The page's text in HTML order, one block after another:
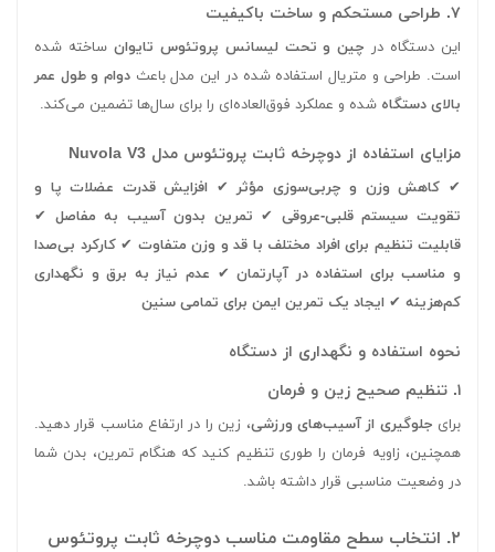
۷. طراحی مستحکم و ساخت باکیفیت
این دستگاه در چین و تحت لیسانس پروتئوس تایوان ساخته شده
است. طراحی و متریال استفاده شده در این مدل باعث دوام و طول عمر
بالای دستگاه شده و عملکرد فوق‌العاده‌ای را برای سال‌ها تضمین می‌کند.
مزایای استفاده از دوچرخه ثابت پروتئوس مدل Nuvola V3
✔ کاهش وزن و چربی‌سوزی مؤثر✔ افزایش قدرت عضلات پا و
تقویت سیستم قلبی-عروقی ✔ تمرین بدون آسیب به مفاصل ✔
قابلیت تنظیم برای افراد مختلف با قد و وزن متفاوت ✔کارکرد بی‌صدا
و مناسب برای استفاده در آپارتمان✔ عدم نیاز به برق و نگهداری
کم‌هزینه ✔ ایجاد یک تمرین ایمن برای تمامی سنین
نحوه استفاده و نگهداری از دستگاه
۱. تنظیم صحیح زین و فرمان
برای جلوگیری از آسیب‌های ورزشی، زین را در ارتفاع مناسب قرار دهید.
همچنین، زاویه فرمان را طوری تنظیم کنید که هنگام تمرین، بدن شما
در وضعیت مناسبی قرار داشته باشد.
۲. انتخاب سطح مقاومت مناسب دوچرخه ثابت پروتئوس